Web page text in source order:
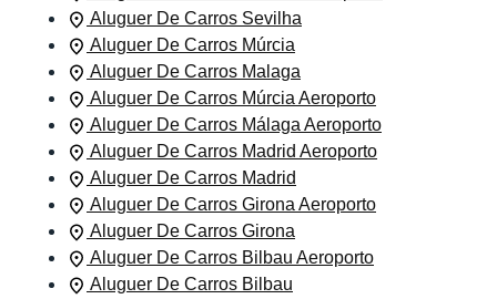
Aluguer De Carros Sevilha
Aluguer De Carros Múrcia
Aluguer De Carros Malaga
Aluguer De Carros Múrcia Aeroporto
Aluguer De Carros Málaga Aeroporto
Aluguer De Carros Madrid Aeroporto
Aluguer De Carros Madrid
Aluguer De Carros Girona Aeroporto
Aluguer De Carros Girona
Aluguer De Carros Bilbau Aeroporto
Aluguer De Carros Bilbau